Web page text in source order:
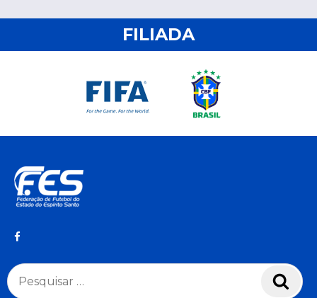
FILIADA
Pesquisar
por: